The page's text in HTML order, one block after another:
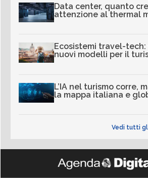
Data center, quanto
attenzione al thermal
Ecosistemi travel-tech:
nuovi modelli per il
L’IA nel turismo corre,
la mappa italiana e
Vedi tutti